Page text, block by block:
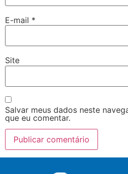
E-mail *
Site
Salvar meus dados neste
que eu comentar.